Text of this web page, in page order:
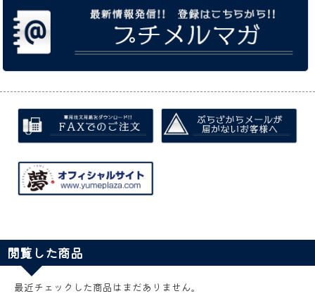
閲覧した商品
最近チェックした商品はまだありません。